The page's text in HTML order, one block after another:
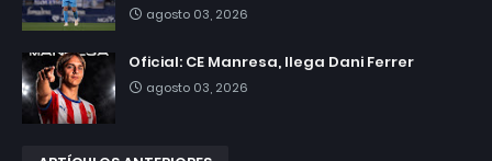
agosto 03, 2026
Oficial: CE Manresa, llega Dani Ferrer
agosto 03, 2026